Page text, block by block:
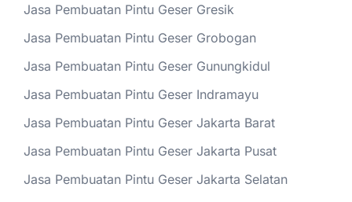
Jasa Pembuatan Pintu Geser Gresik
Jasa Pembuatan Pintu Geser Grobogan
Jasa Pembuatan Pintu Geser Gunungkidul
Jasa Pembuatan Pintu Geser Indramayu
Jasa Pembuatan Pintu Geser Jakarta Barat
Jasa Pembuatan Pintu Geser Jakarta Pusat
Jasa Pembuatan Pintu Geser Jakarta Selatan